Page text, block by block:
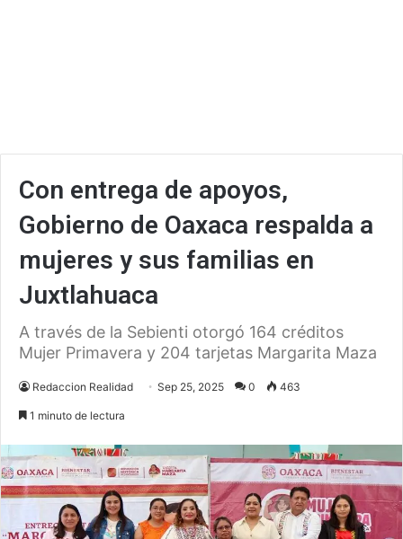
Con entrega de apoyos,
Gobierno de Oaxaca respalda a
mujeres y sus familias en
Juxtlahuaca
A través de la Sebienti otorgó 164 créditos
Mujer Primavera y 204 tarjetas Margarita Maza
Redaccion Realidad Sep 25, 2025 0 463
1 minuto de lectura